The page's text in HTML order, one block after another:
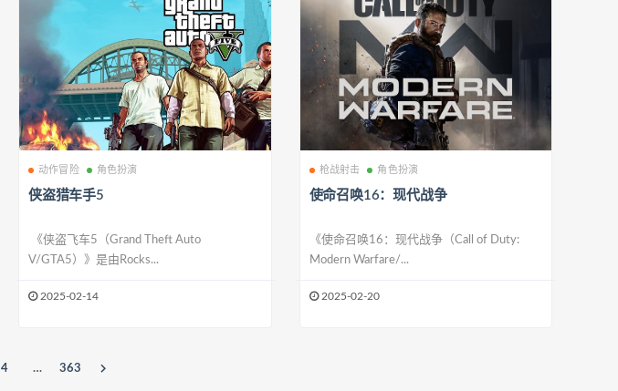
动作冒险 角色扮演
侠盗猎车手5
《侠盗飞车5（Grand Theft Auto
V/GTA5）》是由Rocks...
2025-02-14
枪战射击 角色扮演
使命召唤16：现代战争
《使命召唤16：现代战争（Call of Duty:
Modern Warfare/...
2025-02-20
4 … 363